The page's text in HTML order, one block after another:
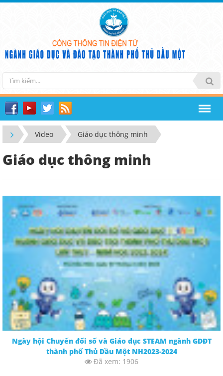
Video Giáo dục thông minh
Giáo dục thông minh
Ngày hội Chuyển đổi số và Giáo dục STEAM ngành GDĐT
thành phố Thủ Dầu Một NH2023-2024
Đã xem: 1906